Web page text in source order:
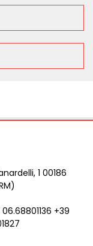
1 00186
+39